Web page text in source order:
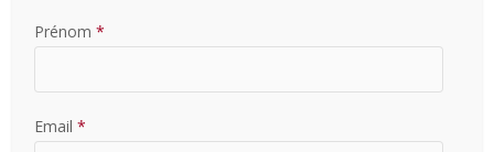
Prénom *
Email *